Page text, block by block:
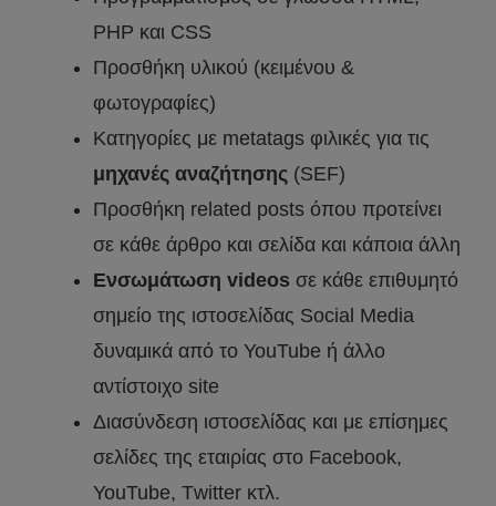
PHP και CSS
Προσθήκη υλικού (κειμένου &
φωτογραφίες)
Κατηγορίες με metatags φιλικές για τις
μηχανές αναζήτησης (SEF)
Προσθήκη related posts όπου προτείνει
σε κάθε άρθρο και σελίδα και κάποια άλλη
Ενσωμάτωση videos σε κάθε επιθυμητό
σημείο της ιστοσελίδας Social Media
δυναμικά από το YouTube ή άλλο
αντίστοιχο site
Διασύνδεση ιστοσελίδας και με επίσημες
σελίδες της εταιρίας στο Facebook,
YouTube, Τwitter κτλ.